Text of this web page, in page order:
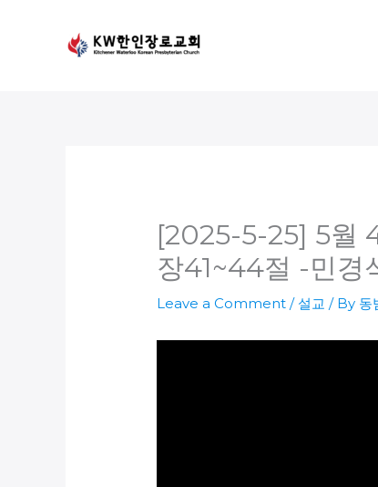
[2025-5-25] 5월
장41~44절 -민경
Leave a Comment / 설교 / By 동